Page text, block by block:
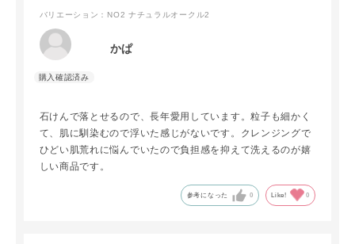
バリエーション：NO2 ナチュラルオークル2
かぱ
石けんで落とせるので、長年愛用しています。粒子も細かく
て、肌に馴染むので浮いた感じがないです。クレンジングで
ひどい肌荒れに悩んでいたので負担感を抑えて洗えるのが嬉
しい商品です。
参考になった 0 Like! 0